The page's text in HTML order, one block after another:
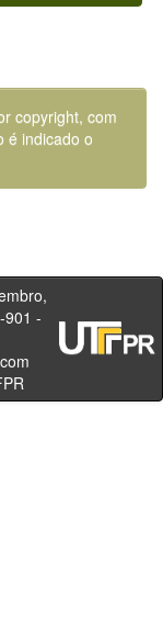
copyright, com
é indicado o
901 -